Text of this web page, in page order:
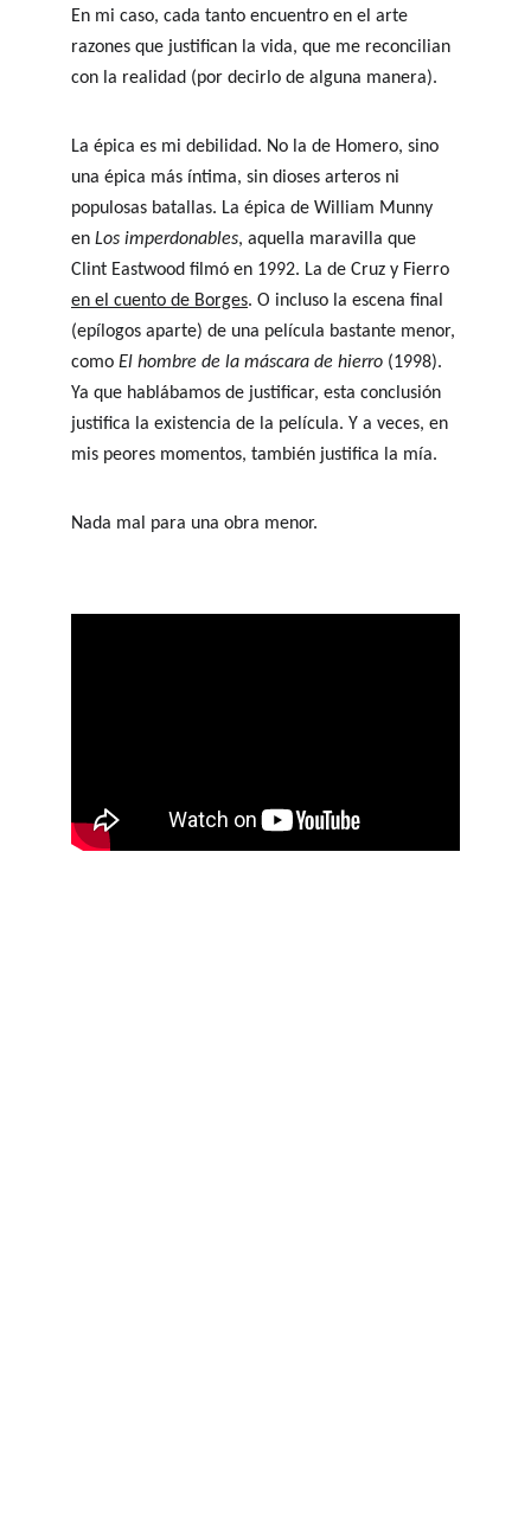
En mi caso, cada tanto encuentro en el arte
razones que justifican la vida, que me reconcilian
con la realidad (por decirlo de alguna manera).
La épica es mi debilidad. No la de Homero, sino
una épica más íntima, sin dioses arteros ni
populosas batallas. La épica de William Munny
en Los imperdonables, aquella maravilla que
Clint Eastwood filmó en 1992. La de Cruz y Fierro
en el cuento de Borges. O incluso la escena final
(epílogos aparte) de una película bastante menor,
como El hombre de la máscara de hierro (1998).
Ya que hablábamos de justificar, esta conclusión
justifica la existencia de la película. Y a veces, en
mis peores momentos, también justifica la mía.
Nada mal para una obra menor.